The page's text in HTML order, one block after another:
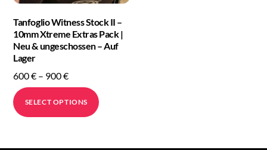
Tanfoglio Witness Stock II –
10mm Xtreme Extras Pack |
Neu & ungeschossen – Auf
Lager
600€ – 900€Price
range:
600 €
SELECT OPTIONS
product